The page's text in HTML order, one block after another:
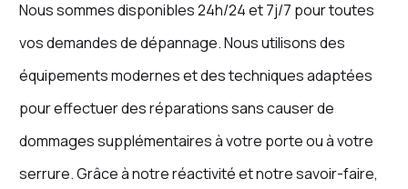
Nous sommes disponibles 24h/24 et 7j/7 pour toutes
vos demandes de dépannage. Nous utilisons des
équipements modernes et des techniques adaptées
pour effectuer des réparations sans causer de
dommages supplémentaires à votre porte ou à votre
serrure. Grâce à notre réactivité et notre savoir-faire,